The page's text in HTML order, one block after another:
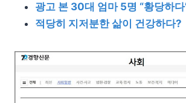
광고 본 30대 엄마 5명 “황당하다
적당히 지저분한 삶이 건강하다?